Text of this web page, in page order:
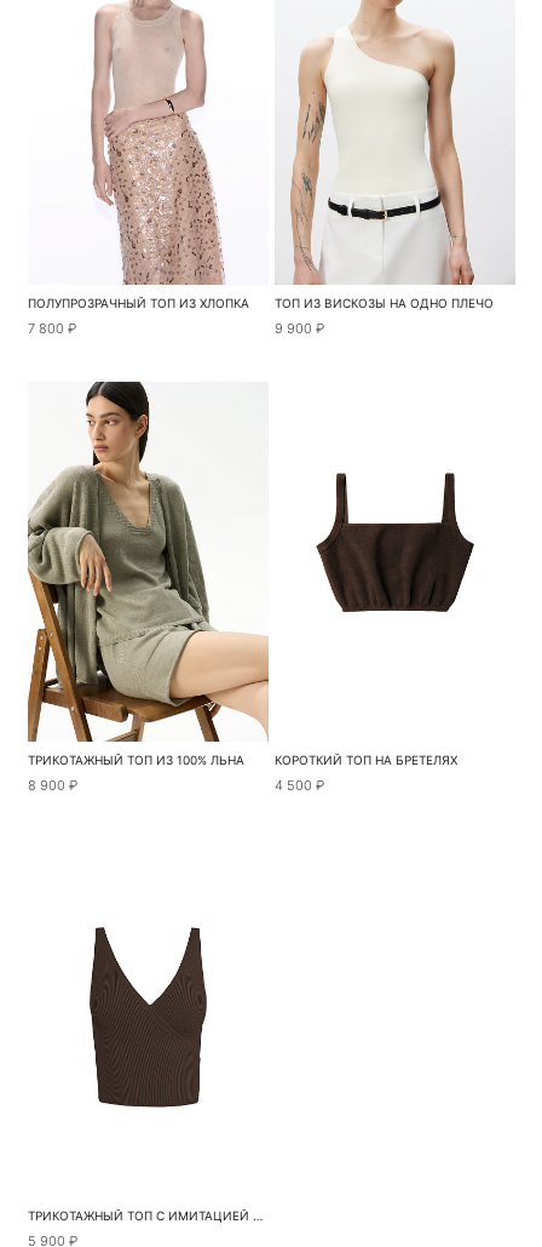
ПОЛУПРОЗРАЧНЫЙ ТОП ИЗ ХЛОПКА
7 800 ₽
ТОП ИЗ ВИСКОЗЫ НА ОДНО ПЛЕЧО
9 900 ₽
ТРИКОТАЖНЫЙ ТОП ИЗ 100% ЛЬНА
8 900 ₽
КОРОТКИЙ ТОП НА БРЕТЕЛЯХ
4 500 ₽
ТРИКОТАЖНЫЙ ТОП С ИМИТАЦИЕЙ ЗАПАХА
5 900 ₽